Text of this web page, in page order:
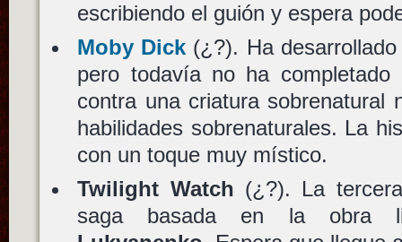
escribiendo el guión y espera
Moby Dick (¿?). Ha
pero todavía no ha
contra una criatura sobrenatural
habilidades sobrenaturales. La
con un toque muy místico.
Twilight Watch (¿?). La
saga basada en la obra